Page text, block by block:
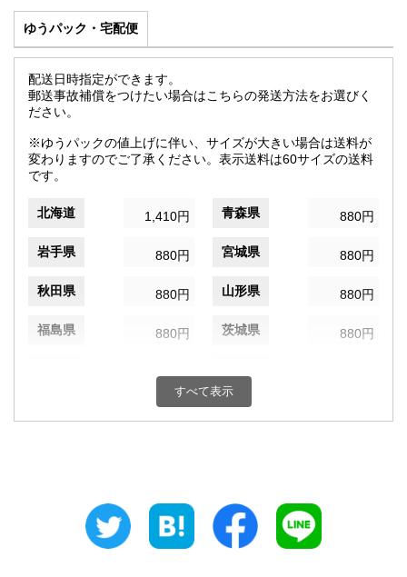
ゆうパック・宅配便
配送日時指定ができます。
郵送事故補償をつけたい場合はこちらの発送方法をお選びく
ださい。
※ゆうパックの値上げに伴い、サイズが大きい場合は送料が
変わりますのでご了承ください。表示送料は60サイズの送料
です。
北海道 1,410円 青森県 880円
岩手県 880円 宮城県 880円
秋田県 880円 山形県 880円
福島県 880円 茨城県 880円
880円 千葉県
880円 福井県
すべて表示